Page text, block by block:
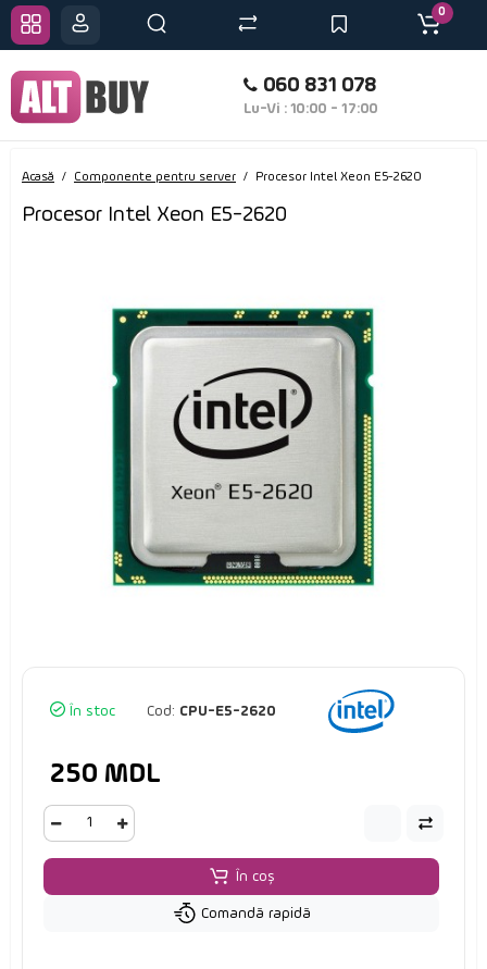
060 831 078
Lu-Vi : 10:00 - 17:00
0
Acasă Componente pentru server Procesor Intel Xeon E5-2620
Procesor Intel Xeon E5-2620
În stoc Cod: CPU-E5-2620
250 MDL
În coș
Comandă rapidă